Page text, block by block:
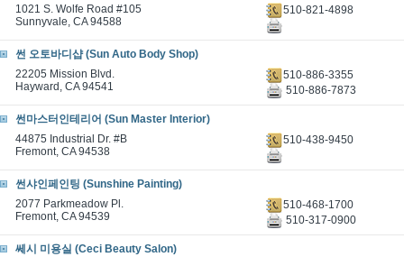
1021 S. Wolfe Road #105
Sunnyvale, CA 94588
510-821-4898
썬 오토바디샵 (Sun Auto Body Shop)
22205 Mission Blvd.
Hayward, CA 94541
510-886-3355
510-886-7873
썬마스터인테리어 (Sun Master Interior)
44875 Industrial Dr. #B
Fremont, CA 94538
510-438-9450
썬샤인페인팅 (Sunshine Painting)
2077 Parkmeadow Pl.
Fremont, CA 94539
510-468-1700
510-317-0900
쎄시 미용실 (Ceci Beauty Salon)